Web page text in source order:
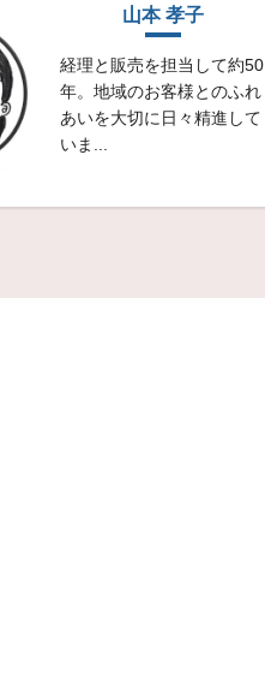
例は・・・
例は・・・
山本 孝子
経理と販売を担当して約50
年。地域のお客様とのふれ
あいを大切に日々精進して
いま...